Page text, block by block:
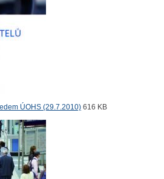
ÚOHS (29.7.2010) 616 KB